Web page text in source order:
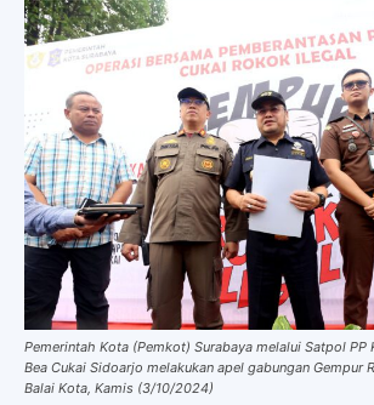
Pemerintah Kota (Pemkot) Surabaya melalui Satpol PP
Bea Cukai Sidoarjo melakukan apel gabungan Gempur
Balai Kota, Kamis (3/10/2024)